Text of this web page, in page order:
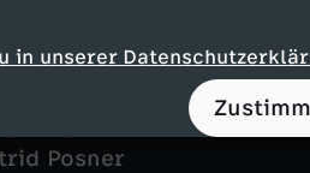
in unserer
Doerfer
Posner